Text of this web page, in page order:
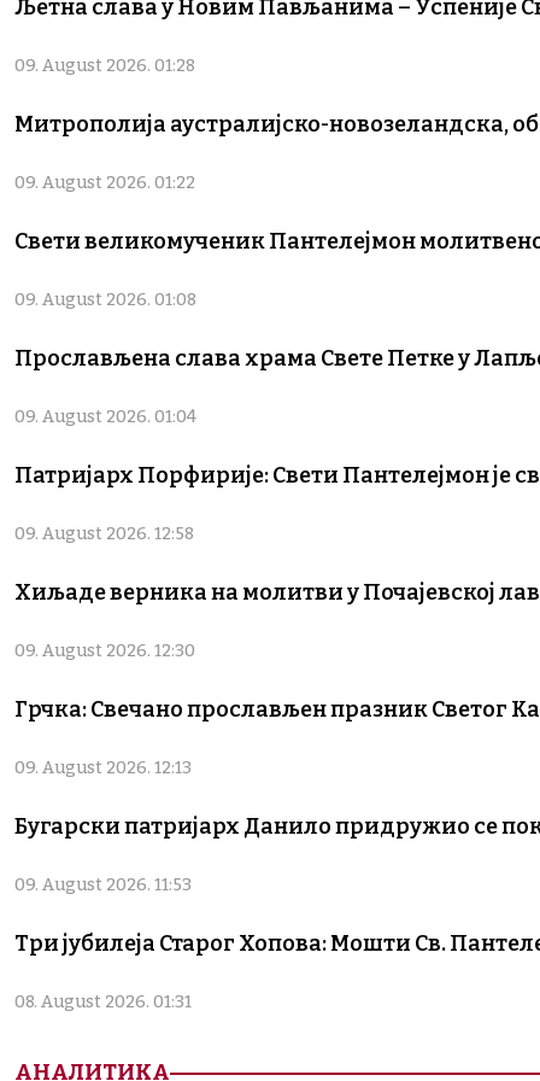
Љетна слава у Новим Пављанима – Успеније
09. August 2026. 01:28
Митрополија аустралијско-новозеландска,
09. August 2026. 01:22
Свети великомученик Пантелејмон
09. August 2026. 01:08
Прослављена слава храма Свете Петке у
09. August 2026. 01:04
Патријарх Порфирије: Свети Пантелејмон је
09. August 2026. 12:58
Хиљаде верника на молитви у Почајевској
09. August 2026. 12:30
Грчка: Свечано прослављен празник Светог
09. August 2026. 12:13
Бугарски патријарх Данило придружио се
09. August 2026. 11:53
Три јубилеја Старог Хопова: Мошти Св.
08. August 2026. 01:31
АНАЛИТИКА